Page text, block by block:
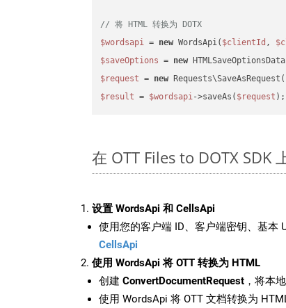
// 将 HTML 转换为 DOTX
$wordsapi = new WordsApi( $clientId ,
$saveOptions = new
$request = new Requests\SaveAsRequest(
$result = $wordsapi->saveAs( $request
在 OTT Files to DOTX SDK
设置 WordsApi 和 CellsApi
使用您的客户端 ID、客户端密钥、基本
CellsApi
使用 WordsApi 将 OTT 转换为 HTML
创建 ConvertDocumentRequest ，将本
使用 WordsApi 将 OTT 文档转换为 HTML